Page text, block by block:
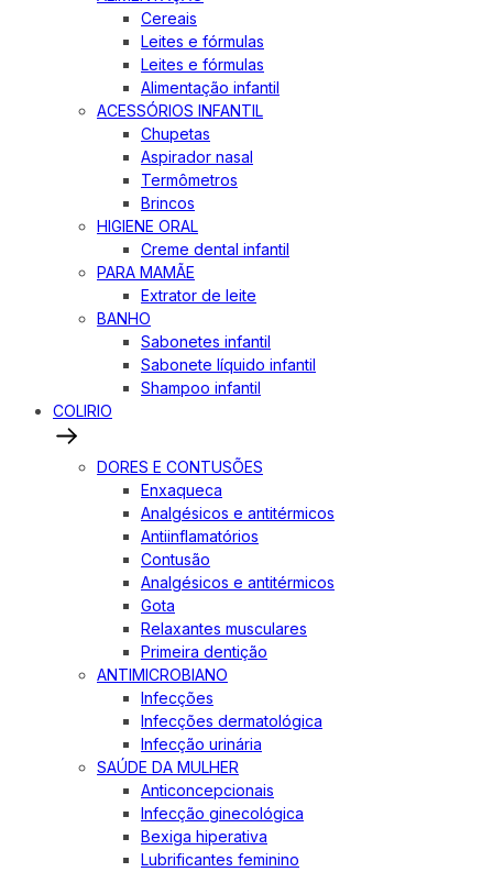
Cereais
Leites e fórmulas
Leites e fórmulas
Alimentação infantil
ACESSÓRIOS INFANTIL
Chupetas
Aspirador nasal
Termômetros
Brincos
HIGIENE ORAL
Creme dental infantil
PARA MAMÃE
Extrator de leite
BANHO
Sabonetes infantil
Sabonete líquido infantil
Shampoo infantil
COLIRIO
DORES E CONTUSÕES
Enxaqueca
Analgésicos e antitérmicos
Antiinflamatórios
Contusão
Analgésicos e antitérmicos
Gota
Relaxantes musculares
Primeira dentição
ANTIMICROBIANO
Infecções
Infecções dermatológica
Infecção urinária
SAÚDE DA MULHER
Anticoncepcionais
Infecção ginecológica
Bexiga hiperativa
Lubrificantes feminino